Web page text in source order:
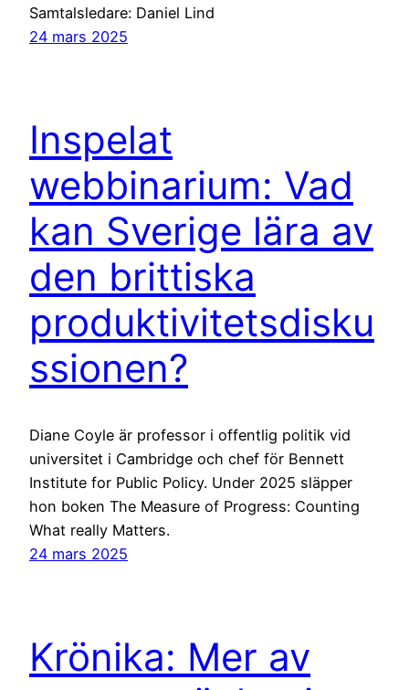
Samtalsledare: Daniel Lind
24 mars 2025
Inspelat
webbinarium: Vad
kan Sverige lära av
den brittiska
produktivitetsdisku
ssionen?
Diane Coyle är professor i offentlig politik vid
universitet i Cambridge och chef för Bennett
Institute for Public Policy. Under 2025 släpper
hon boken The Measure of Progress: Counting
What really Matters.
24 mars 2025
Krönika: Mer av